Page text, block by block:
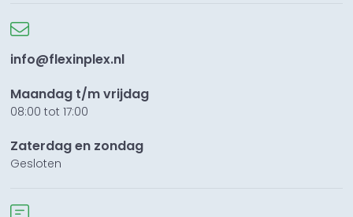
info@flexinplex.nl
Maandag t/m vrijdag
08:00 tot 17:00
Zaterdag en zondag
Gesloten